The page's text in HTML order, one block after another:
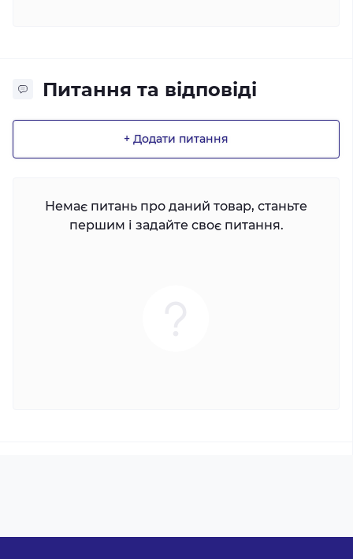
Питання та відповіді
+ Додати питання
Немає питань про даний товар, станьте
першим і задайте своє питання.